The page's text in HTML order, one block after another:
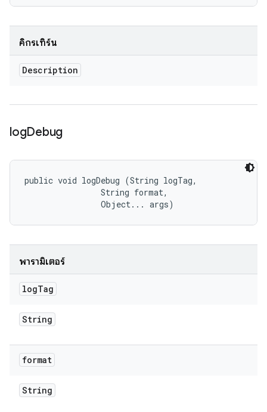
คิกรีเทิร์น
Description
logDebug
public void logDebug (String logTag,
                String format,
                Object... args)
พารามิเตอร์
logTag
String
format
String